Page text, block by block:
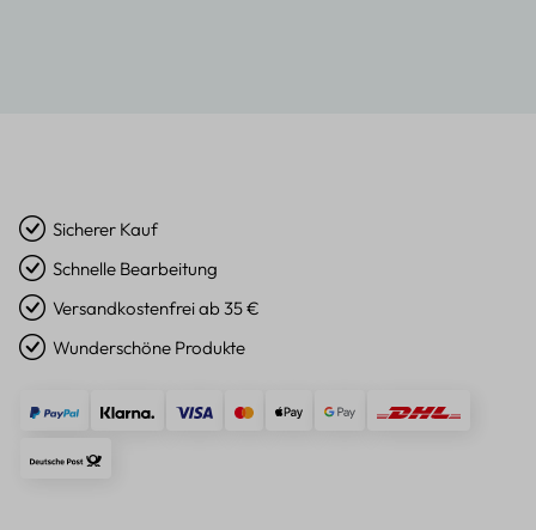
Sicherer Kauf
Schnelle Bearbeitung
Versandkostenfrei ab 35 €
Wunderschöne Produkte